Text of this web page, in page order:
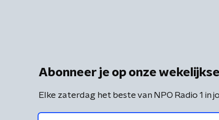
Abonneer je op onze
Elke zaterdag het beste van NPO Radio 1 in